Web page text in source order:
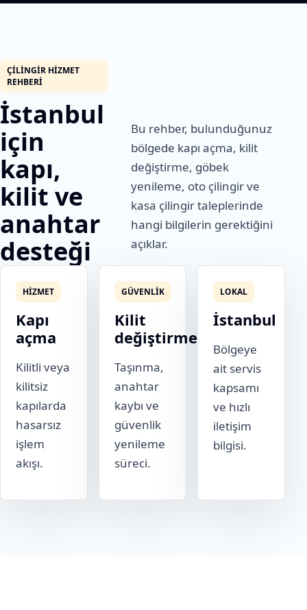
ÇILINGIR HIZMET
REHBERI
İstanbul
için
kapı,
kilit ve
anahtar
desteği
Bu rehber, bulunduğunuz
bölgede kapı açma, kilit
değiştirme, göbek
yenileme, oto çilingir ve
kasa çilingir taleplerinde
hangi bilgilerin gerektiğini
açıklar.
HIZMET
Kapı
açma
Kilitli veya
kilitsiz
kapılarda
hasarsız
işlem
akışı.
GÜVENLIK
Kilit
değiştirme
Taşınma,
anahtar
kaybı ve
güvenlik
yenileme
süreci.
LOKAL
İstanbul
Bölgeye
ait servis
kapsamı
ve hızlı
iletişim
bilgisi.